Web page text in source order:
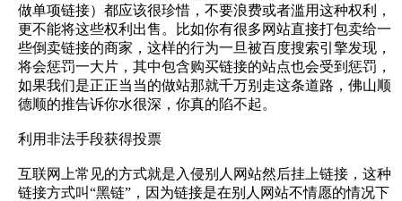
做单项链接）都应该很珍惜，不要浪费或者滥用这种权利，
更不能将这些权利出售。比如你有很多网站直接打包卖给一
些倒卖链接的商家，这样的行为一旦被百度搜索引擎发现，
将会惩罚一大片，其中包含购买链接的站点也会受到惩罚，
如果我们是正正当当的做站那就千万别走这条道路，佛山顺
德顺的推告诉你水很深，你真的陷不起。
利用非法手段获得投票
互联网上常见的方式就是入侵别人网站然后挂上链接，这种
链接方式叫“黑链”，因为链接是在别人网站不情愿的情况下